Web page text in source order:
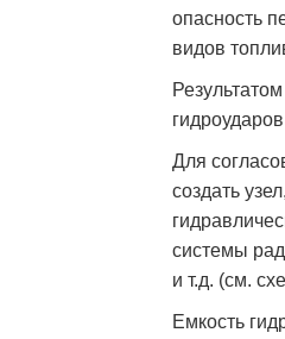
опасность
видов
Для
создать
системы
и т.д. (см.
Емкость